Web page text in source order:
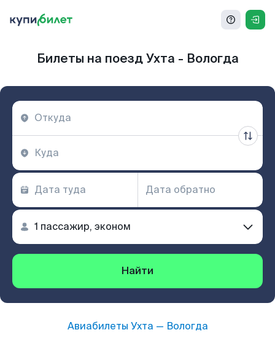
Билеты на поезд Ухта - Вологда
Найти
Авиабилеты Ухта — Вологда